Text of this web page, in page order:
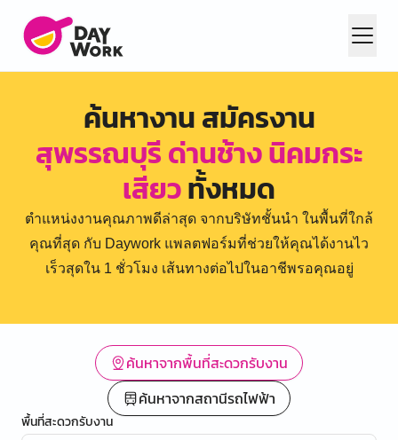
ค้นหางาน สมัครงาน
สุพรรณบุรี ด่านช้าง นิคมกระ
เสียวทั้งหมด
ตำแหน่งงานคุณภาพดีล่าสุด จากบริษัทชั้นนำ ในพื้นที่ใกล้
คุณที่สุด กับ Daywork แพลตฟอร์มที่ช่วยให้คุณได้งานไว
เร็วสุดใน 1 ชั่วโมง เส้นทางต่อไปในอาชีพรอคุณอยู่
ค้นหาจากพื้นที่สะดวกรับงาน
ค้นหาจากสถานีรถไฟฟ้า
พื้นที่สะดวกรับงาน